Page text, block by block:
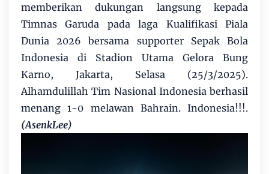
memberikan dukungan langsung kepada
Timnas Garuda pada laga Kualifikasi Piala
Dunia 2026 bersama supporter Sepak Bola
Indonesia di Stadion Utama Gelora Bung
Karno, Jakarta, Selasa (25/3/2025).
Alhamdulillah Tim Nasional Indonesia berhasil
menang 1-0 melawan Bahrain. Indonesia!!!.
(AsenkLee)